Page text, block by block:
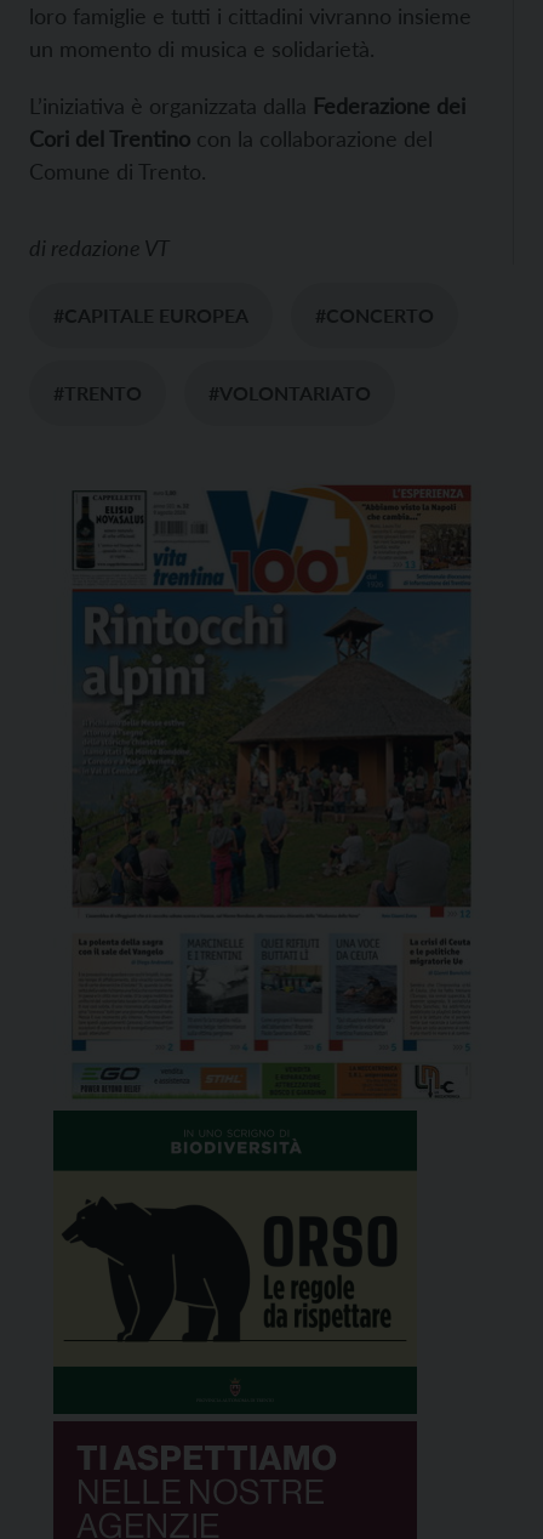
loro famiglie e tutti i cittadini vivranno insieme
un momento di musica e solidarietà.
L’iniziativa è organizzata dalla Federazione dei
Cori del Trentino con la collaborazione del
Comune di Trento.
di redazione VT
#CAPITALE EUROPEA #CONCERTO
#TRENTO #VOLONTARIATO